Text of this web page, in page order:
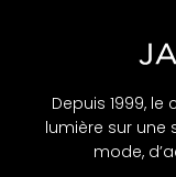
Depuis 1999,
lumière sur une
mode,